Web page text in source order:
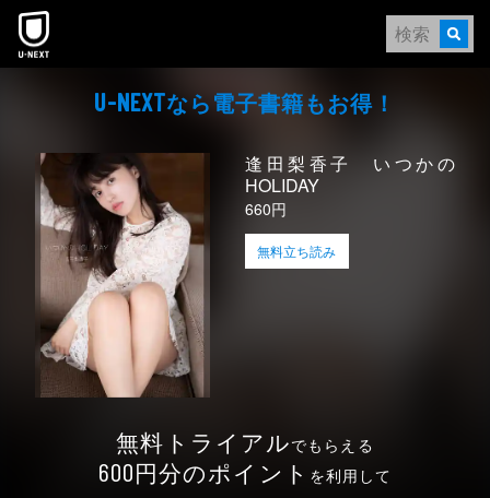
本文へスキップ
U-NEXTなら電⼦書籍もお得！
逢田梨香子 いつかの
HOLIDAY
660円
無料立ち読み
無料トライアルでもらえる
600円分のポイント を利用して